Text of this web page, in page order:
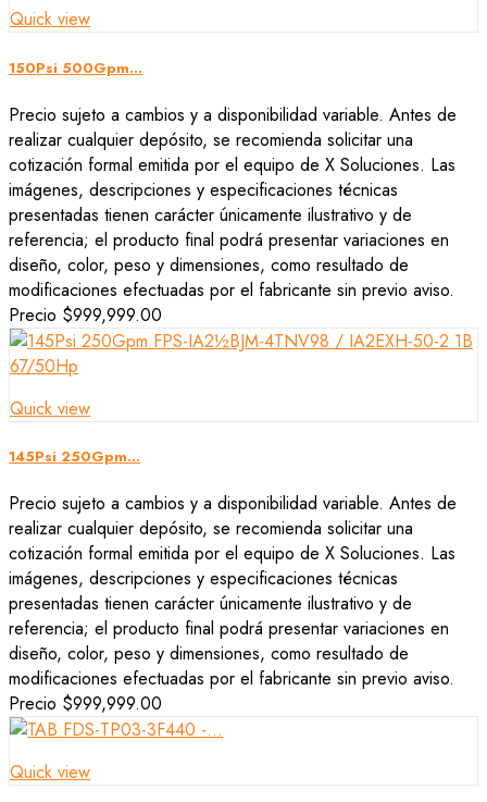
Quick view
150Psi 500Gpm...
Precio sujeto a cambios y a disponibilidad variable. Antes de
realizar cualquier depósito, se recomienda solicitar una
cotización formal emitida por el equipo de X Soluciones. Las
imágenes, descripciones y especificaciones técnicas
presentadas tienen carácter únicamente ilustrativo y de
referencia; el producto final podrá presentar variaciones en
diseño, color, peso y dimensiones, como resultado de
modificaciones efectuadas por el fabricante sin previo aviso.
Precio $999,999.00
Quick view
145Psi 250Gpm...
Precio sujeto a cambios y a disponibilidad variable. Antes de
realizar cualquier depósito, se recomienda solicitar una
cotización formal emitida por el equipo de X Soluciones. Las
imágenes, descripciones y especificaciones técnicas
presentadas tienen carácter únicamente ilustrativo y de
referencia; el producto final podrá presentar variaciones en
diseño, color, peso y dimensiones, como resultado de
modificaciones efectuadas por el fabricante sin previo aviso.
Precio $999,999.00
Quick view